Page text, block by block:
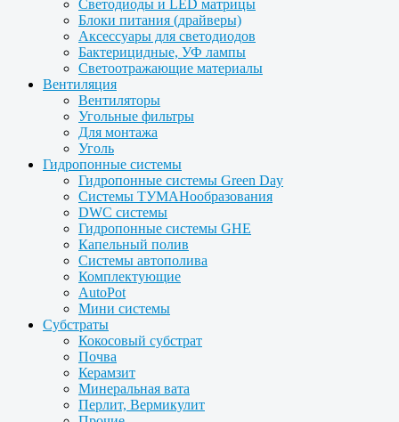
Светодиоды и LED матрицы
Блоки питания (драйверы)
Аксессуары для светодиодов
Бактерицидные, УФ лампы
Светоотражающие материалы
Вентиляция
Вентиляторы
Угольные фильтры
Для монтажа
Уголь
Гидропонные системы
Гидропонные системы Green Day
Системы ТУМАНообразования
DWC системы
Гидропонные системы GHE
Капельный полив
Системы автополива
Комплектующие
AutoPot
Мини системы
Субстраты
Кокосовый субстрат
Почва
Керамзит
Минеральная вата
Перлит, Вермикулит